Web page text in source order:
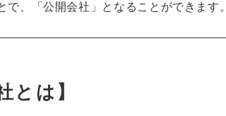
で、「公開会社」となることができます。
とは】